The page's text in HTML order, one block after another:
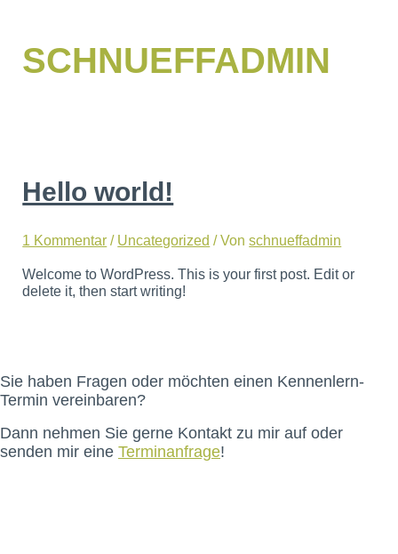
SCHNUEFFADMIN
Hello world!
1 Kommentar / Uncategorized / Vonschnueffadmin
Welcome to WordPress. This is your first post. Edit or
delete it, then start writing!
Sie haben Fragen oder möchten einen Kennenlern-
Termin vereinbaren?
Dann nehmen Sie gerne Kontakt zu mir auf oder
senden mir eine Terminanfrage!